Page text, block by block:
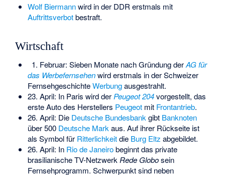
Wolf Biermannwird in der DDR erstmals mit
Auftrittsverbotbestraft.
Wirtschaft
1. Februar: Sieben Monate nach Gründung derAG für
das Werbefernsehenwird erstmals in der Schweizer
FernsehgeschichteWerbungausgestrahlt.
23. April: In Paris wird derPeugeot 204vorgestellt, das
erste Auto des Herstellers Peugeotmit Frontantrieb.
26. April: Die Deutsche Bundesbankgibt Banknoten
über 500 Deutsche Markaus. Auf ihrer Rückseite ist
als Symbol für Ritterlichkeitdie Burg Eltz abgebildet.
26. April: In Rio de Janeirobeginnt das private
brasilianische TV-NetzwerkRede Globosein
Fernsehprogramm. Schwerpunkt sind neben